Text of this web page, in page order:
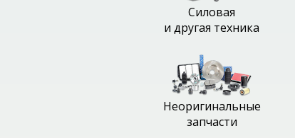
Силовая
и другая техника
Неоригинальные
запчасти